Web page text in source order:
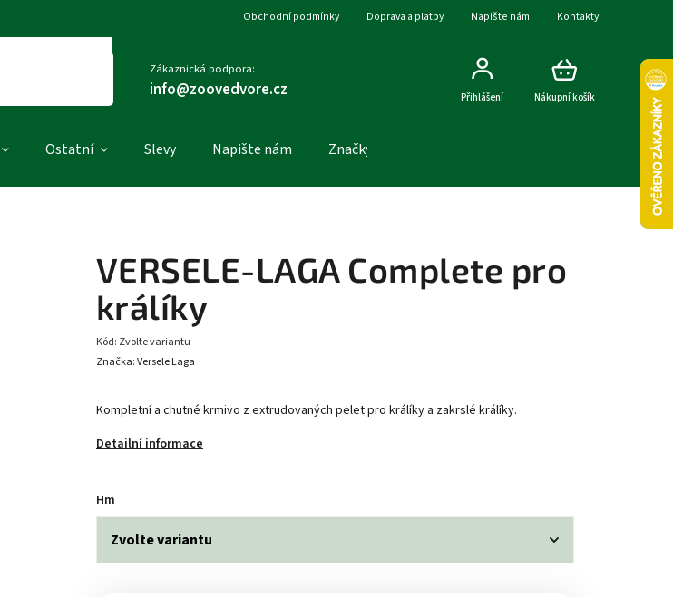
Obchodní podmínky Doprava a platby Napište nám Kontakty
Zákaznická podpora:
info@zoovedvore.cz Nákupní košík
Přihlášení
Ostatní Slevy Napište nám Značky
VERSELE-LAGA Complete pro
králíky
Kód: Zvolte variantu
Kompletní a chutné krmivo z extrudovaných pelet pro králíky a zakrslé králíky.
Detailní informace
Značka:Versele Laga
Hm